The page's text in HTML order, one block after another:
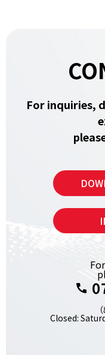
For inquiries,
Closed: